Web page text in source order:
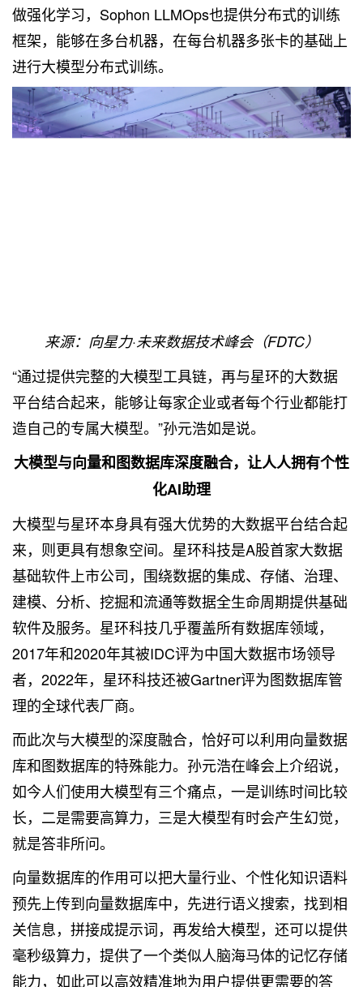
做强化学习，Sophon LLMOps也提供分布式的训练
框架，能够在多台机器，在每台机器多张卡的基础上
进行大模型分布式训练。
来源：向星力·未来数据技术峰会（FDTC）
“通过提供完整的大模型工具链，再与星环的大数据
平台结合起来，能够让每家企业或者每个行业都能打
造自己的专属大模型。”孙元浩如是说。
大模型与向量和图数据库深度融合，让人人拥有个性
化AI助理
大模型与星环本身具有强大优势的大数据平台结合起
来，则更具有想象空间。星环科技是A股首家大数据
基础软件上市公司，围绕数据的集成、存储、治理、
建模、分析、挖掘和流通等数据全生命周期提供基础
软件及服务。星环科技几乎覆盖所有数据库领域，
2017年和2020年其被IDC评为中国大数据市场领导
者，2022年，星环科技还被Gartner评为图数据库管
理的全球代表厂商。
而此次与大模型的深度融合，恰好可以利用向量数据
库和图数据库的特殊能力。孙元浩在峰会上介绍说，
如今人们使用大模型有三个痛点，一是训练时间比较
长，二是需要高算力，三是大模型有时会产生幻觉，
就是答非所问。
向量数据库的作用可以把大量行业、个性化知识语料
预先上传到向量数据库中，先进行语义搜索，找到相
关信息，拼接成提示词，再发给大模型，还可以提供
毫秒级算力，提供了一个类似人脑海马体的记忆存储
能力，如此可以高效精准地为用户提供更需要的答